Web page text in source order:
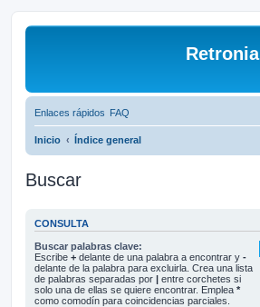
Retronia
Enlaces rápidos FAQ
Inicio Índice general
Buscar
CONSULTA
Buscar palabras clave:
Escribe + delante de una palabra a encontrar y -
delante de la palabra para excluirla. Crea una lista
de palabras separadas por | entre corchetes si
solo una de ellas se quiere encontrar. Emplea *
como comodín para coincidencias parciales.